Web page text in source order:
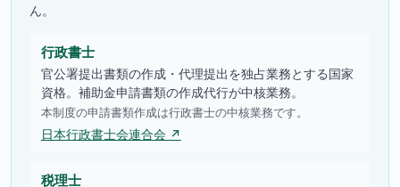
ん。
行政書士
官公署提出書類の作成・代理提出を独占業務とする国家
資格。補助金申請書類の作成代行が中核業務。
本制度の申請書類作成は行政書士の中核業務です。
日本行政書士会連合会 ↗
税理士